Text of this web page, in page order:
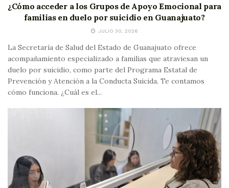
¿Cómo acceder a los Grupos de Apoyo Emocional para
familias en duelo por suicidio en Guanajuato?
JULIO 30, 2026
La Secretaría de Salud del Estado de Guanajuato ofrece
acompañamiento especializado a familias que atraviesan un
duelo por suicidio, como parte del Programa Estatal de
Prevención y Atención a la Conducta Suicida. Te contamos
cómo funciona. ¿Cuál es el...